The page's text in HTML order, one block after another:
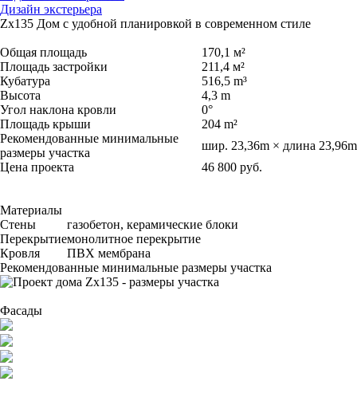
Дизайн экстерьера
Zx135 Дом с удобной планировкой в современном стиле
Общая площадь
170,1 м²
Площадь застройки
211,4 м²
Кубатура
516,5 m³
Высота
4,3 m
Угол наклона кровли
0°
Площадь крыши
204 m²
Рекомендованные минимальные
размеры участка
шир. 23,36m × длина 23,96m
Цена проекта
46 800 руб.
Материалы
Стены
газобетон, керамические блоки
Перекрытиемонолитное перекрытие
Кровля
ПВХ мембрана
Рекомендованные минимальные размеры участка
Фасады